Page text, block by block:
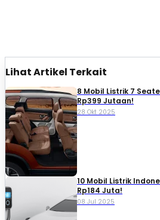
Lihat Artikel Terkait
8 Mobil Listrik 7
Rp399 Jutaan!
28 Okt 2025
10 Mobil Listrik
Rp184 Juta!
08 Jul 2025